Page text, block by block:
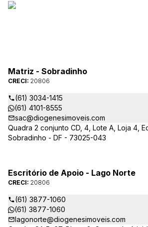
Matriz - Sobradinho
CRECI: 20806
(61) 3034-1415
(61) 4101-8555
sac@diogenesimoveis.com
Quadra 2 conjunto CD, 4, Lote A, Loja 4,
Sobradinho - DF - 73025-043
Escritório de Apoio - Lago Norte
CRECI: 20806
(61) 3877-1060
(61) 3877-1060
lagonorte@diogenesimoveis.com